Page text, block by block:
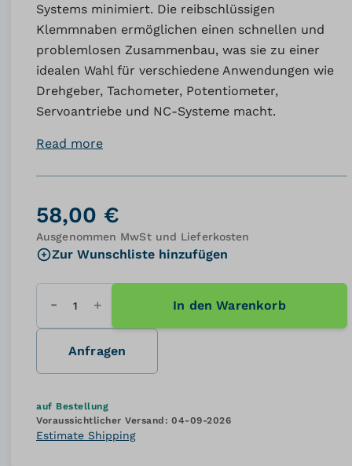
Systems minimiert. Die reibschlüssigen
Klemmnaben ermöglichen einen schnellen und
problemlosen Zusammenbau, was sie zu einer
idealen Wahl für verschiedene Anwendungen wie
Drehgeber, Tachometer, Potentiometer,
Servoantriebe und NC-Systeme macht.
Read more
58,00 €
Ausgenommen MwSt und Lieferkosten
Zur Wunschliste hinzufügen
Menge In den Warenkorb
Anfragen
auf Bestellung
Voraussichtlicher Versand: 04-09-2026
Estimate Shipping